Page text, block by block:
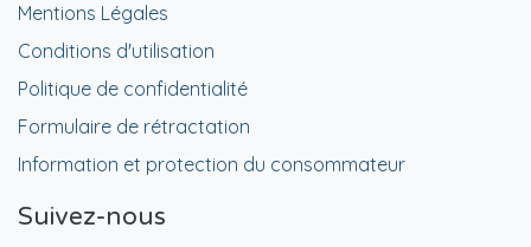
Mentions Légales
Conditions d'utilisation
Politique de confidentialité
Formulaire de rétractation
Information et protection du consommateur
Suivez-nous